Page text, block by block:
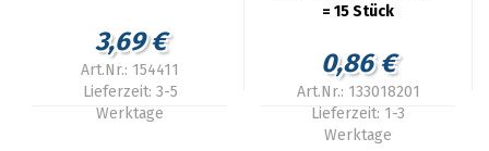
3,69 €
Art.Nr.: 154411
Lieferzeit: 3-5
Werktage
= 15 Stück
0,86 €
Art.Nr.: 133018201
Lieferzeit: 1-3
Werktage